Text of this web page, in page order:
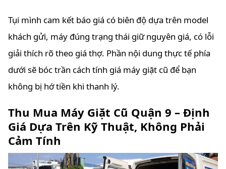
Tụi mình cam kết báo giá có biên độ dựa trên model
khách gửi, máy đúng trạng thái giữ nguyên giá, có lỗi
giải thích rõ theo giá thợ. Phần nội dung thực tế phía
dưới sẽ bóc trần cách tính giá máy giặt cũ để bạn
không bị hớ tiền khi thanh lý.
Thu Mua Máy Giặt Cũ Quận 9 – Định
Giá Dựa Trên Kỹ Thuật, Không Phải
Cảm Tính